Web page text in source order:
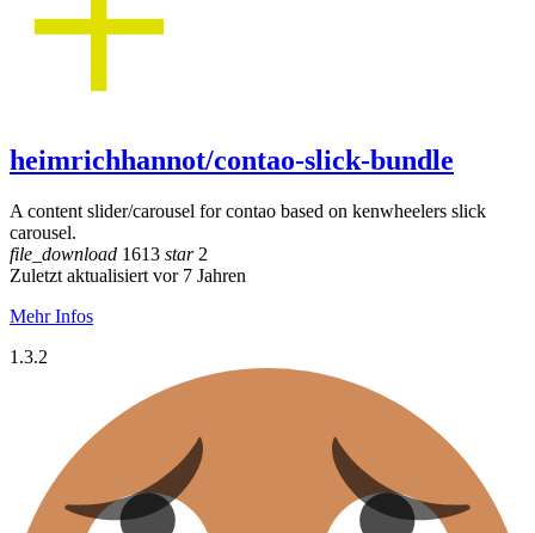
heimrichhannot/contao-slick-bundle
A content slider/carousel for contao based on kenwheelers slick
carousel.
file_download 1613 star2
Zuletzt aktualisiert vor 7 Jahren
Mehr Infos
1.3.2